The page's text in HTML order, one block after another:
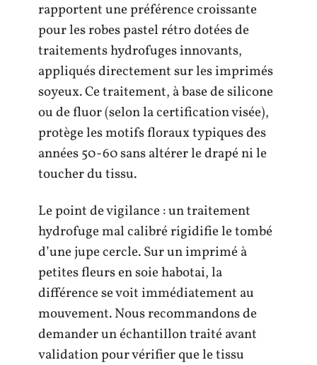
rapportent une préférence croissante
pour les robes pastel rétro dotées de
traitements hydrofuges innovants,
appliqués directement sur les imprimés
soyeux. Ce traitement, à base de silicone
ou de fluor (selon la certification visée),
protège les motifs floraux typiques des
années 50-60 sans altérer le drapé ni le
toucher du tissu.
Le point de vigilance : un traitement
hydrofuge mal calibré rigidifie le tombé
d’une jupe cercle. Sur un imprimé à
petites fleurs en soie habotai, la
différence se voit immédiatement au
mouvement. Nous recommandons de
demander un échantillon traité avant
validation pour vérifier que le tissu